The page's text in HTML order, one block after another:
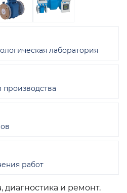
диагностика и ремонт.
лаборатория
производства
работ